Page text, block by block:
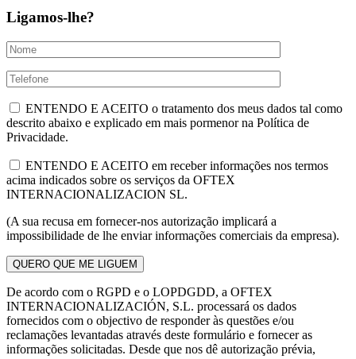
Ligamos-lhe?
ENTENDO E ACEITO o tratamento dos meus dados tal como
descrito abaixo e explicado em mais pormenor na Política de
Privacidade.
ENTENDO E ACEITO em receber informações nos termos
acima indicados sobre os serviços da OFTEX
INTERNACIONALIZACION SL.
(A sua recusa em fornecer-nos autorização implicará a
impossibilidade de lhe enviar informações comerciais da empresa).
De acordo com o RGPD e o LOPDGDD, a OFTEX
INTERNACIONALIZACIÓN, S.L. processará os dados
fornecidos com o objectivo de responder às questões e/ou
reclamações levantadas através deste formulário e fornecer as
informações solicitadas. Desde que nos dê autorização prévia,